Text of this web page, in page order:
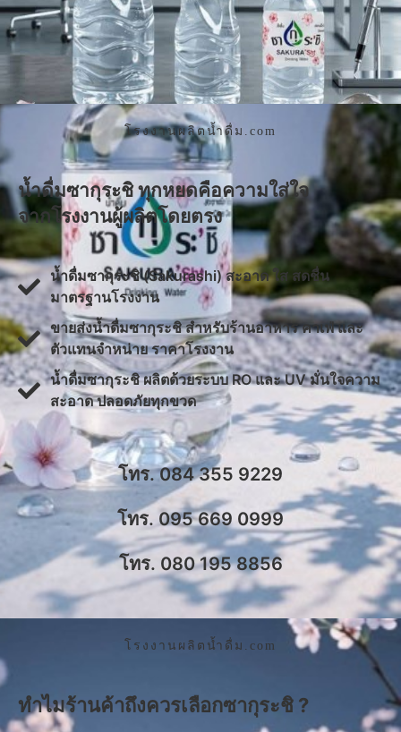
โรงงานผลิตน้ำดื่ม.com
น้ำดื่มซากุระชิ ทุกหยดคือความใส่ใจ
จากโรงงานผู้ผลิตโดยตรง
น้ำดื่มซากุระชิ (Sakurashi) สะอาด ใส สดชื่น
มาตรฐานโรงงาน
ขายส่งน้ำดื่มซากุระชิ สำหรับร้านอาหาร คาเฟ่ และ
ตัวแทนจำหน่าย ราคาโรงงาน
น้ำดื่มซากุระชิ ผลิตด้วยระบบ RO และ UV มั่นใจความ
สะอาด ปลอดภัยทุกขวด
โทร. 084 355 9229
โทร. 095 669 0999
โทร. 080 195 8856
โรงงานผลิตน้ำดื่ม.com
ทำไมร้านค้าถึงควรเลือกซากุระชิ ?